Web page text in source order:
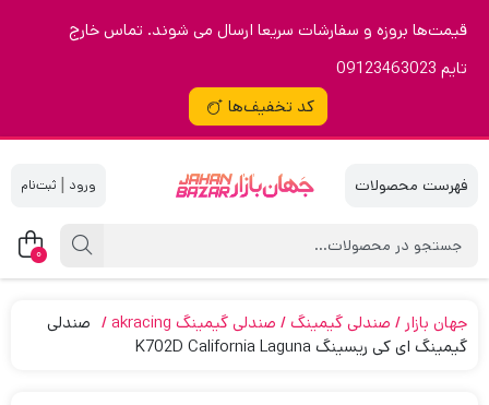
قیمت‌ها بروزه و سفارشات سریعا ارسال می شوند. تماس خارج
تایم 09123463023
کد تخفیف‌ها
|
0
جهان بازار صندلی گیمینگ صندلی گیمینگ akracing
صندلی
گیمینگ ای کی ریسینگ K702D California Laguna